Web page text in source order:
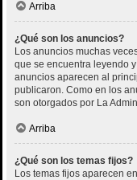
Arriba
¿Qué son los anuncios?
Los anuncios muchas
que se encuentra leyendo
anuncios aparecen al
publicaron. Como en los
son otorgados por La
Arriba
¿Qué son los temas fijos?
Los temas fijos aparecen